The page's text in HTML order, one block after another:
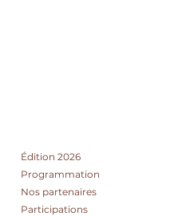
Édition 2026
Programmation
Nos partenaires
Participations